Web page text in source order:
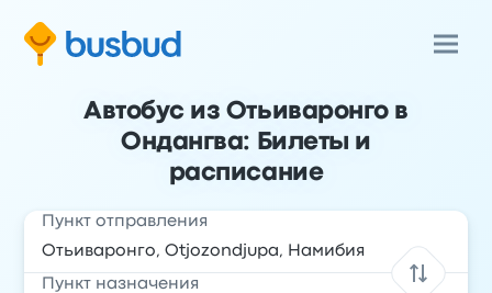
Автобус из Отьиваронго в
Ондангва: Билеты и
расписание
Пункт отправления
Пункт назначения